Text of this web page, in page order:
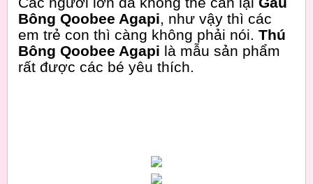
Bông Qoobee Agapi, như vậy thì các
em trẻ con thì càng không phải nói. Thú
Bông Qoobee Agapi là mẫu sản phẩm
rất được các bé yêu thích.